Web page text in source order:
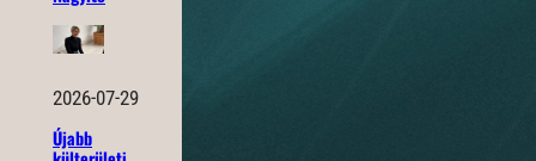
2026-07-29
Újabb